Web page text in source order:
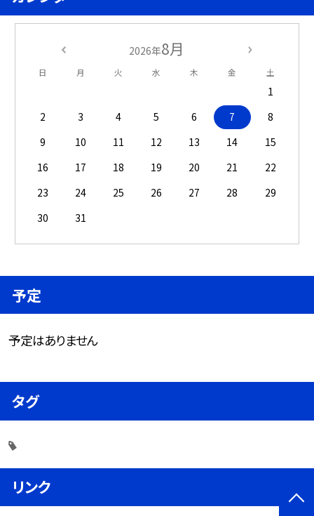
2026年8月
日 月 火 水 木 金 土
1
2
3 4 5 6 7
8
9
10 11 12 13 14
15
16
17 18 19 20 21
22
23
24 25 26 27 28
29
30
31
予定
予定はありません
タグ
リンク